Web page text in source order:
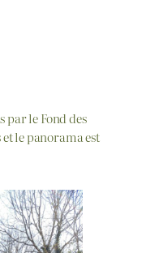
par le Fond des
le panorama est